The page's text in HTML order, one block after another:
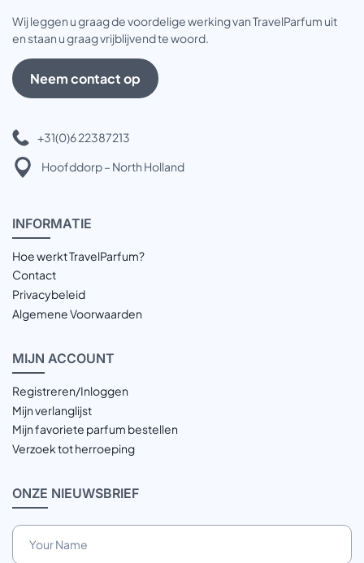
Wij leggen u graag de voordelige werking van TravelParfum uit
en staan u graag vrijblijvend te woord.
Neem contact op
+31(0)6 22387213
Hoofddorp – North Holland
INFORMATIE
Hoe werkt TravelParfum?
Contact
Privacybeleid
Algemene Voorwaarden
MIJN ACCOUNT
Registreren/Inloggen
Mijn verlanglijst
Mijn favoriete parfum bestellen
Verzoek tot herroeping
ONZE NIEUWSBRIEF